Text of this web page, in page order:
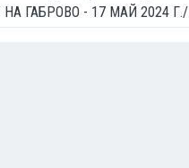
ГАБРОВО - 17 МАЙ 2024 Г./